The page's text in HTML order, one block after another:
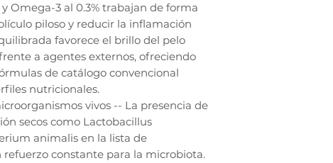
Omega-3 al 0.3% trabajan de forma
piloso y reducir la inflamación
favorece el brillo del pelo
a agentes externos, ofreciendo
de catálogo convencional
nutricionales.
vivos -- La presencia de
secos como Lactobacillus
animalis en la lista de
constante para la microbiota.